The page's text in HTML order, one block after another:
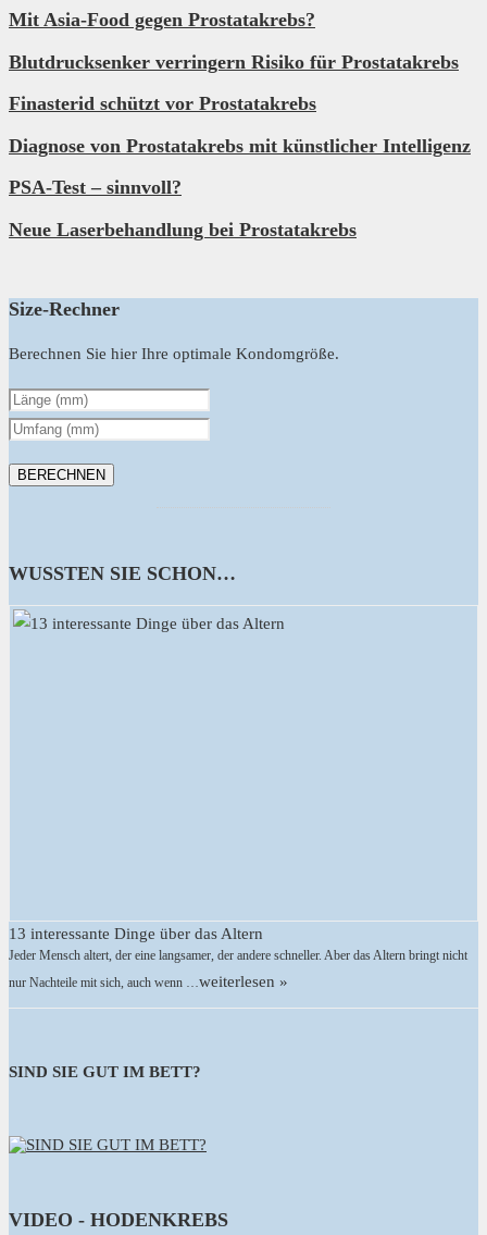
Mit Asia-Food gegen Prostatakrebs?
Blutdrucksenker verringern Risiko für Prostatakrebs
Finasterid schützt vor Prostatakrebs
Diagnose von Prostatakrebs mit künstlicher Intelligenz
PSA-Test – sinnvoll?
Neue Laserbehandlung bei Prostatakrebs
Size-Rechner
Berechnen Sie hier Ihre optimale Kondomgröße.
WUSSTEN SIE SCHON…
13 interessante Dinge über das Altern
Jeder Mensch altert, der eine langsamer, der andere schneller. Aber das Altern bringt nicht
nur Nachteile mit sich, auch wenn …weiterlesen »
SIND SIE GUT IM BETT?
VIDEO - HODENKREBS